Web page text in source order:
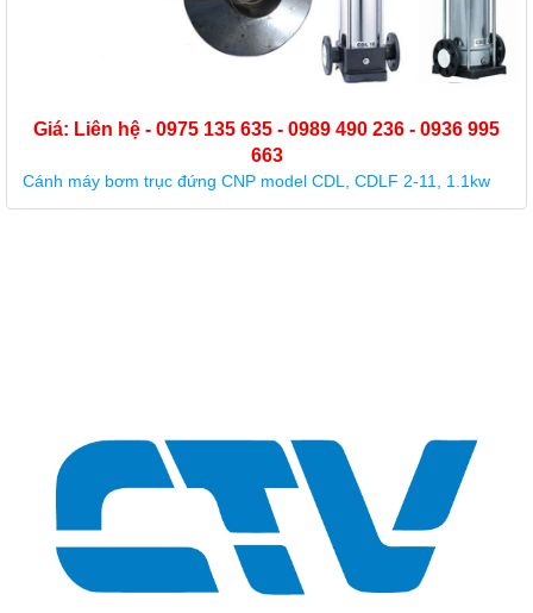
Giá: Liên hệ - 0975 135 635 - 0989 490 236 - 0936 995
663
Cánh máy bơm trục đứng CNP model CDL, CDLF 2-11, 1.1kw